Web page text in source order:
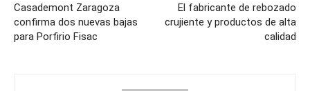
Casademont Zaragoza
confirma dos nuevas bajas
para Porfirio Fisac
El fabricante de rebozado
crujiente y productos de alta
calidad